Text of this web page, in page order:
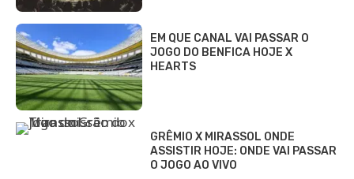
EM QUE CANAL VAI PASSAR O
JOGO DO BENFICA HOJE X
HEARTS
GRÊMIO X MIRASSOL ONDE
ASSISTIR HOJE: ONDE VAI PASSAR
O JOGO AO VIVO